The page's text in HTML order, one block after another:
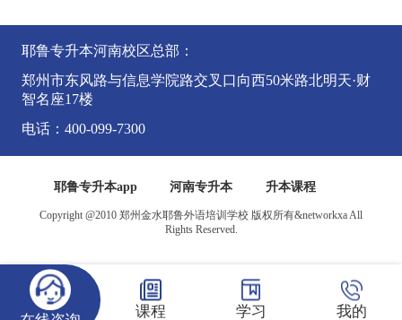
课程 学习 我的
耶鲁专升本河南校区总部：
郑州市东风路与信息学院路交叉口向西50米路北明天·财
智名座17楼
电话：400-099-7300
耶鲁专升本app 河南专升本 升本课程
Copyright @2010 郑州金水耶鲁外语培训学校 版权所有&networkxa All
Rights Reserved.